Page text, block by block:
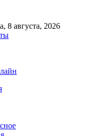
8 августа, 2026